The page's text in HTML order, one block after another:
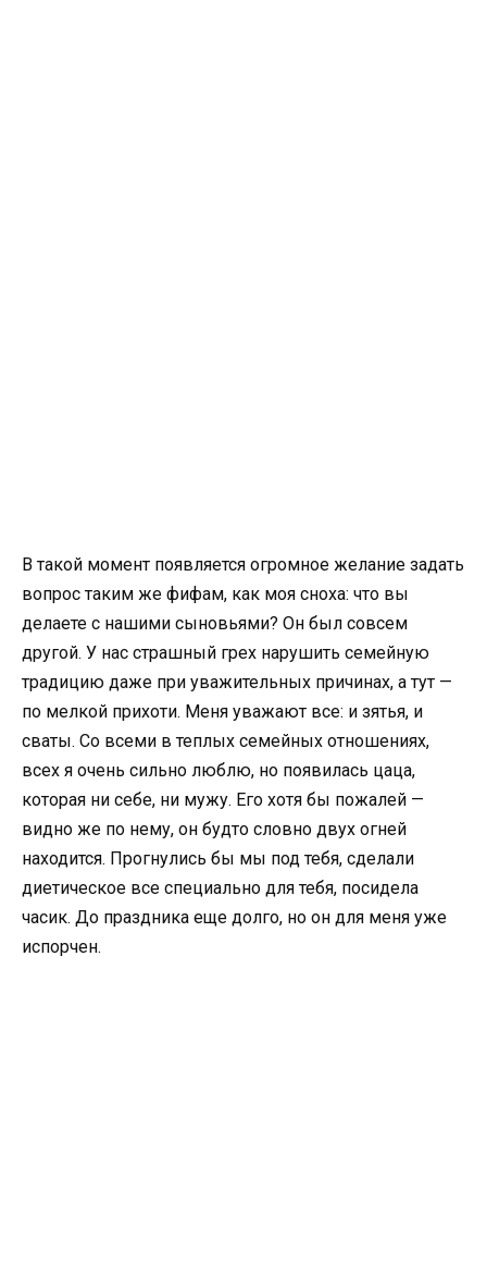
В такой момент появляется огромное желание задать
вопрос таким же фифам, как моя сноха: что вы
делаете с нашими сыновьями? Он был совсем
другой. У нас страшный грех нарушить семейную
традицию даже при уважительных причинах, а тут —
по мелкой прихоти. Меня уважают все: и зятья, и
сваты. Со всеми в теплых семейных отношениях,
всех я очень сильно люблю, но появилась цаца,
которая ни себе, ни мужу. Его хотя бы пожалей —
видно же по нему, он будто словно двух огней
находится. Прогнулись бы мы под тебя, сделали
диетическое все специально для тебя, посидела
часик. До праздника еще долго, но он для меня уже
испорчен.